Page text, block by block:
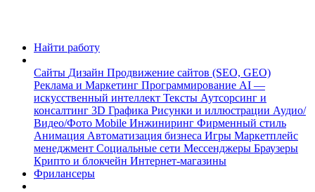
Найти работу
Сайты Дизайн Продвижение сайтов (SEO, GEO)
Реклама и Маркетинг Программирование AI —
искусственный интеллект Тексты Аутсорсинг и
консалтинг 3D Графика Рисунки и иллюстрации Аудио/
Видео/Фото Mobile Инжиниринг Фирменный стиль
Анимация Автоматизация бизнеса Игры Маркетплейс
менеджмент Социальные сети Мессенджеры Браузеры
Крипто и блокчейн Интернет-магазины
Фрилансеры